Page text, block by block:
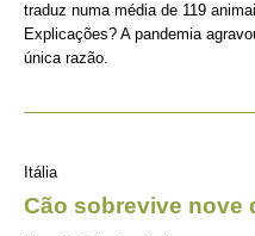
traduz numa média de 119
Explicações? A pandemia
única razão.
Itália
Cão sobrevive nove